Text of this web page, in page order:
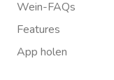
Wein-FAQs
Features
App holen